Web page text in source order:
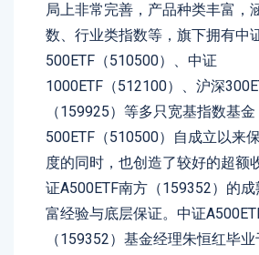
局上非常完善，产品种类丰富，
数、行业类指数等，旗下拥有中
500ETF（510500）、中证
1000ETF（512100）、沪深
（159925）等多只宽基指数基
500ETF（510500）自成立以来
度的同时，也创造了较好的超额
证A500ETF南方（159352）的
富经验与底层保证。中证
（159352）基金经理朱恒红毕